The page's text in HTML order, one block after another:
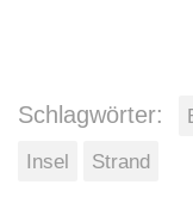
Schlagwörter:
Insel
Strand